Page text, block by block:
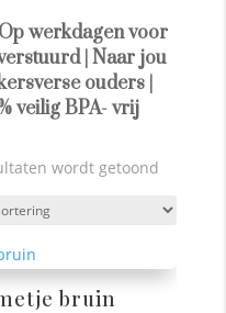
werkdagen voor
| Naar jou
ouders |
veilig BPA- vrij
wordt getoond
bruin